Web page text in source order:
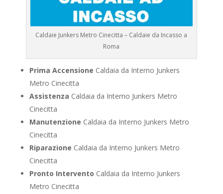
Caldaie Junkers Metro Cinecitta – Caldaie da Incasso a
Roma
Prima Accensione Caldaia da Interno Junkers
Metro Cinecitta
Assistenza Caldaia da Interno Junkers Metro
Cinecitta
Manutenzione Caldaia da Interno Junkers Metro
Cinecitta
Riparazione Caldaia da Interno Junkers Metro
Cinecitta
Pronto Intervento Caldaia da Interno Junkers
Metro Cinecitta